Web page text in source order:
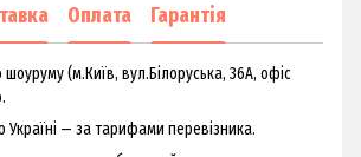
Оплата Гарантія
(м.Київ, вул.Білоруська, 36А, офіс
— за тарифами перевізника.